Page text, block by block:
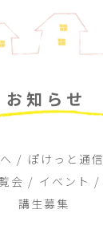
お知らせ
ぽけっと通信
会
イベント
講生募集